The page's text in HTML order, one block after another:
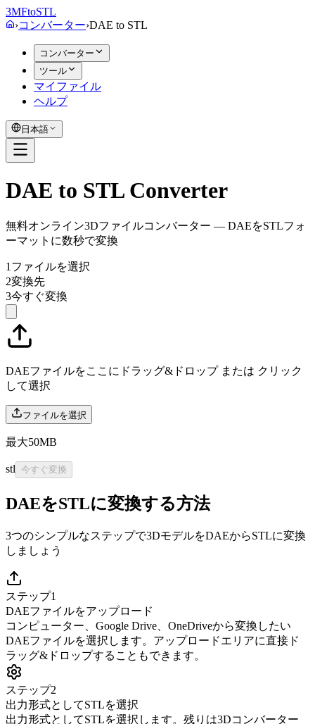
3MFtoSTL
›コンバーター›DAE to STL
コンバーター
ツール
マイファイル
ヘルプ
日本語
DAE to STL Converter
無料オンライン3Dファイルコンバーター — DAEをSTLフォ
ーマットに数秒で変換
1 ファイルを選択
2変換先
3今すぐ変換
DAEファイルをここにドラッグ&ドロップ または クリック
して選択
ファイルを選択
最大50MB
stl 今すぐ変換
DAEをSTLに変換する方法
3つのシンプルなステップで3DモデルをDAEからSTLに変換
しましょう
ステップ1
DAEファイルをアップロード
コンピューター、Google Drive、OneDriveから変換したい
DAEファイルを選択します。アップロードエリアに直接ド
ラッグ&ドロップすることもできます。
ステップ2
出力形式としてSTLを選択
出力形式としてSTLを選択します。残りは3Dコンバーター